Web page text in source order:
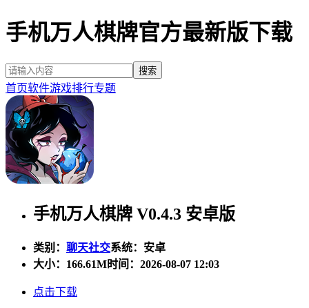
手机万人棋牌官方最新版下载
首页软件游戏排行专题
手机万人棋牌 V0.4.3 安卓版
类别： 聊天社交系统：安卓
大小： 166.61M时间：2026-08-07 12:03
点击下载